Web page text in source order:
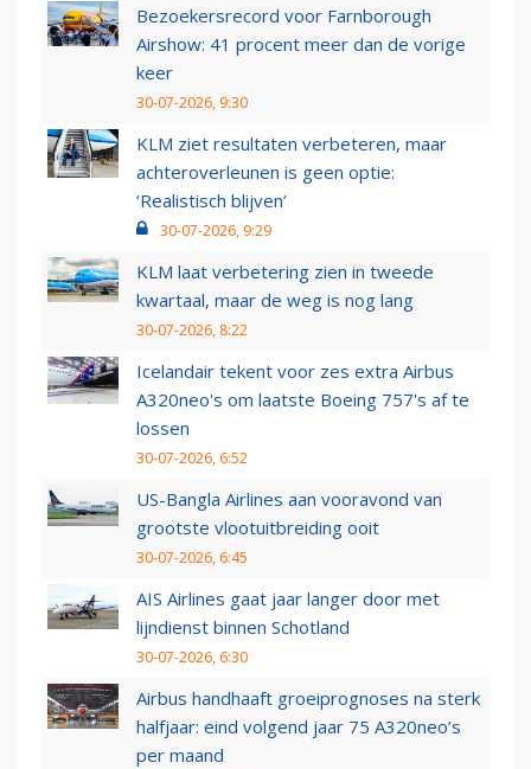
Bezoekersrecord voor Farnborough
Airshow: 41 procent meer dan de vorige
keer
30-07-2026, 9:30
KLM ziet resultaten verbeteren, maar
achteroverleunen is geen optie:
‘Realistisch blijven’
30-07-2026, 9:29
KLM laat verbetering zien in tweede
kwartaal, maar de weg is nog lang
30-07-2026, 8:22
Icelandair tekent voor zes extra Airbus
A320neo's om laatste Boeing 757's af te
lossen
30-07-2026, 6:52
US-Bangla Airlines aan vooravond van
grootste vlootuitbreiding ooit
30-07-2026, 6:45
AIS Airlines gaat jaar langer door met
lijndienst binnen Schotland
30-07-2026, 6:30
Airbus handhaaft groeiprognoses na sterk
halfjaar: eind volgend jaar 75 A320neo’s
per maand